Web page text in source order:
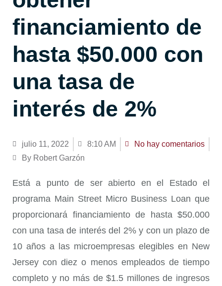
financiamiento de
hasta $50.000 con
una tasa de
interés de 2%
julio 11, 2022 8:10 AM
No hay comentarios
By Robert Garzón
Está a punto de ser abierto en el Estado el
programa Main Street Micro Business Loan que
proporcionará financiamiento de hasta $50.000
con una tasa de interés del 2% y con un plazo de
10 años a las microempresas elegibles en New
Jersey con diez o menos empleados de tiempo
completo y no más de $1.5 millones de ingresos